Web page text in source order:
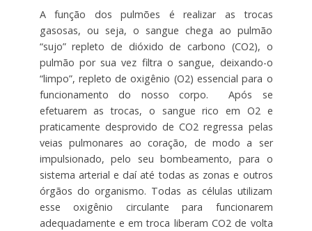
A função dos pulmões é realizar as trocas
gasosas, ou seja, o sangue chega ao pulmão
“sujo” repleto de dióxido de carbono (CO2), o
pulmão por sua vez filtra o sangue, deixando-o
“limpo”, repleto de oxigênio (O2) essencial para o
funcionamento do nosso corpo. Após se
efetuarem as trocas, o sangue rico em O2 e
praticamente desprovido de CO2 regressa pelas
veias pulmonares ao coração, de modo a ser
impulsionado, pelo seu bombeamento, para o
sistema arterial e daí até todas as zonas e outros
órgãos do organismo. Todas as células utilizam
esse oxigênio circulante para funcionarem
adequadamente e em troca liberam CO2 de volta